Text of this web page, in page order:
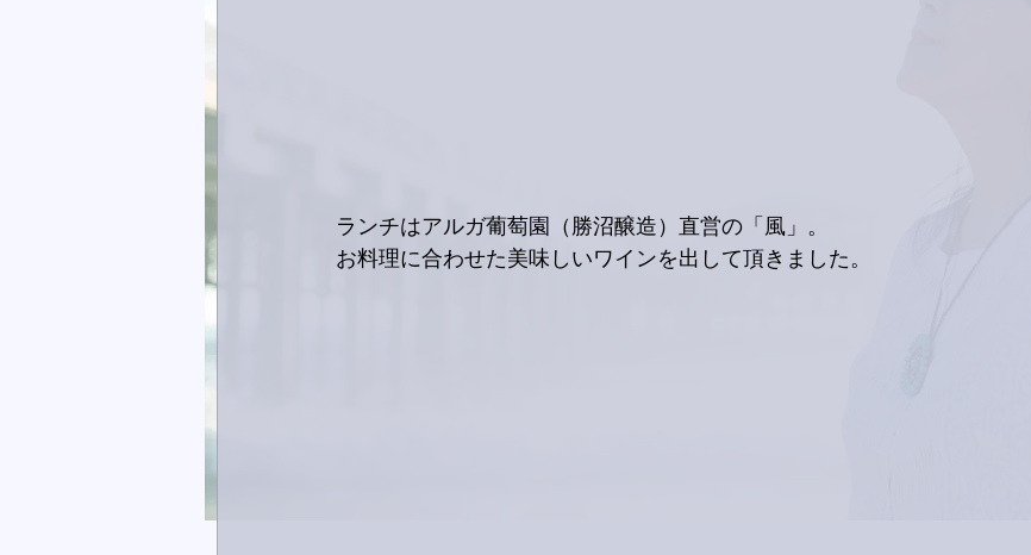
ランチはアルガ葡萄園（勝沼醸造）直営の「風」。
お料理に合わせた美味しいワインを出して頂きました。